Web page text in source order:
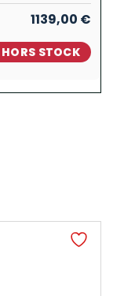
1139,00 €
HORS STOCK